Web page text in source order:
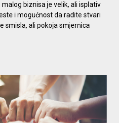
malog biznisa je velik, ali isplativ
i mogućnost da radite stvari
smisla, ali pokoja smjernica